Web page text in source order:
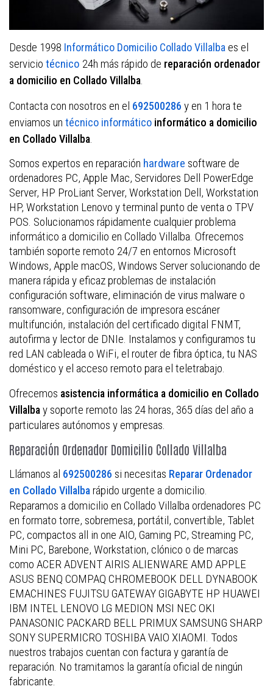
Desde 1998 Informático Domicilio Collado Villalba es el
servicio técnico 24h más rápido de reparación ordenador
a domicilio en Collado Villalba.
Contacta con nosotros en el 692500286 y en 1 hora te
enviamos un técnico informático informático a domicilio
en Collado Villalba.
Somos expertos en reparación hardware software de
ordenadores PC, Apple Mac, Servidores Dell PowerEdge
Server, HP ProLiant Server, Workstation Dell, Workstation
HP, Workstation Lenovo y terminal punto de venta o TPV
POS. Solucionamos rápidamente cualquier problema
informático a domicilio en Collado Villalba. Ofrecemos
también soporte remoto 24/7 en entornos Microsoft
Windows, Apple macOS, Windows Server solucionando de
manera rápida y eficaz problemas de instalación
configuración software, eliminación de virus malware o
ransomware, configuración de impresora escáner
multifunción, instalación del certificado digital FNMT,
autofirma y lector de DNIe. Instalamos y configuramos tu
red LAN cableada o WiFi, el router de fibra óptica, tu NAS
doméstico y el acceso remoto para el teletrabajo.
Ofrecemos asistencia informática a domicilio en Collado
Villalba y soporte remoto las 24 horas, 365 días del año a
particulares autónomos y empresas.
Reparación Ordenador Domicilio Collado Villalba
Llámanos al 692500286 si necesitas Reparar Ordenador
en Collado Villalba rápido urgente a domicilio.
Reparamos a domicilio en Collado Villalba ordenadores PC
en formato torre, sobremesa, portátil, convertible, Tablet
PC, compactos all in one AIO, Gaming PC, Streaming PC,
Mini PC, Barebone, Workstation, clónico o de marcas
como ACER ADVENT AIRIS ALIENWARE AMD APPLE
ASUS BENQ COMPAQ CHROMEBOOK DELL DYNABOOK
EMACHINES FUJITSU GATEWAY GIGABYTE HP HUAWEI
IBM INTEL LENOVO LG MEDION MSI NEC OKI
PANASONIC PACKARD BELL PRIMUX SAMSUNG SHARP
SONY SUPERMICRO TOSHIBA VAIO XIAOMI. Todos
nuestros trabajos cuentan con factura y garantía de
reparación. No tramitamos la garantía oficial de ningún
fabricante.